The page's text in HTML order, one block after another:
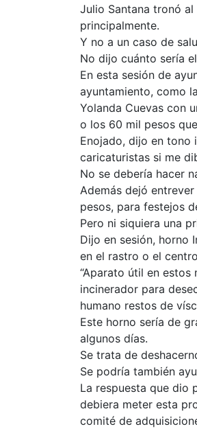
Julio Santana tronó
principalmente.
Y no a un caso de
No dijo cuánto sería
En esta sesión de
ayuntamiento, como
Yolanda Cuevas con
o los 60 mil pesos
Enojado, dijo en tono
caricaturistas si me
No se debería hacer
Además dejó
pesos, para festejos
Pero ni siquiera una
Dijo en sesión, horno
en el rastro o el
“Aparato útil en
incinerador para
humano restos de
Este horno sería de
algunos días.
Se trata de
Se podría también
La respuesta que dio
debiera meter esta
comité de